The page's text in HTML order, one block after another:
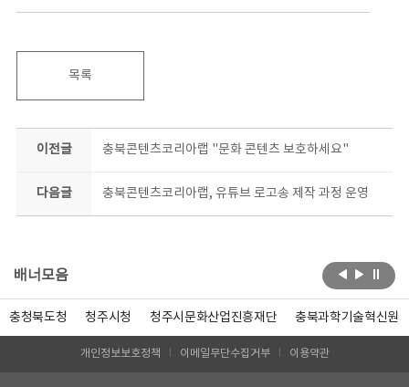
목록
이전글 충북콘텐츠코리아랩 "문화 콘텐츠 보호하세요"
다음글 충북콘텐츠코리아랩, 유튜브 로고송 제작 과정 운영
배너모음
충청북도청 청주시청 청주시문화산업진흥재단 충북과학기술혁신원
개인정보보호정책 이메일무단수집거부 이용약관